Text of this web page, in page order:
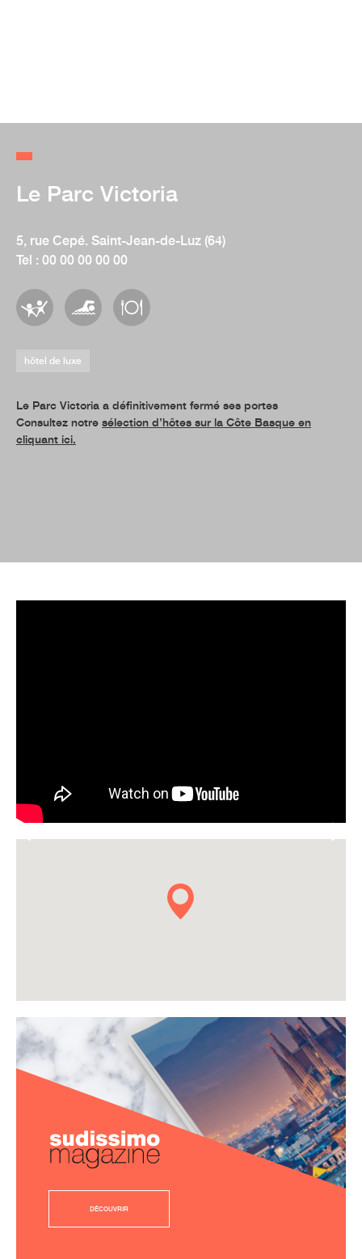
Le Parc Victoria
5, rue Cepé. Saint-Jean-de-Luz (64)
Tel : 00 00 00 00 00
hôtel de luxe
Le Parc Victoria a définitivement fermé ses portes
Consultez notre sélection d’hôtes sur la Côte Basque en
cliquant ici.
DÉCOUVRIR